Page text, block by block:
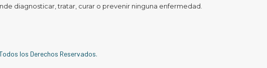
diagnosticar, tratar, curar o prevenir ninguna enfermedad.
los Derechos Reservados.